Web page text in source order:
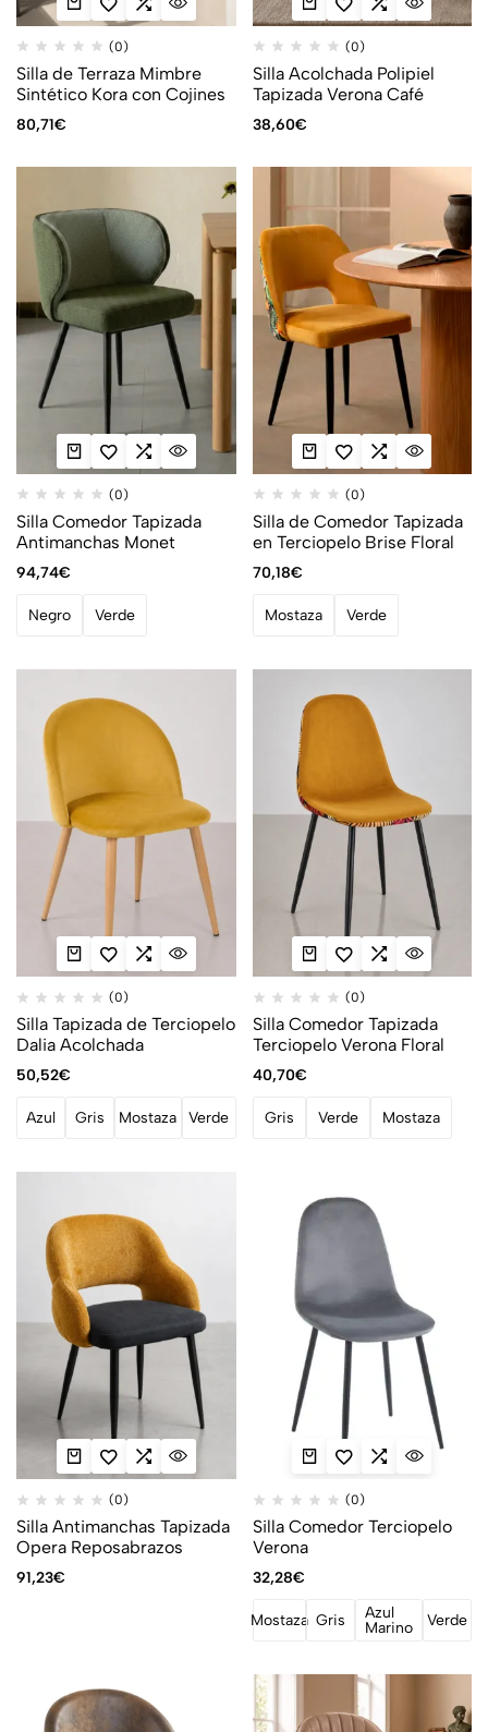
(0)
Silla de Terraza Mimbre
Sintético Kora con Cojines
80,71€
(0)
Silla Acolchada Polipiel
Tapizada Verona Café
38,60€
(0)
Silla Comedor Tapizada
Antimanchas Monet
94,74€
Negro Verde
(0)
Silla de Comedor Tapizada
en Terciopelo Brise Floral
70,18€
Mostaza Verde
(0)
Silla Tapizada de Terciopelo
Dalia Acolchada
50,52€
Azul Gris Mostaza Verde
(0)
Silla Comedor Tapizada
Terciopelo Verona Floral
40,70€
Gris Verde Mostaza
(0)
Silla Antimanchas Tapizada
Opera Reposabrazos
91,23€
(0)
Silla Comedor Terciopelo
Verona
32,28€
Mostaza Gris
Azul
Marino
Verde